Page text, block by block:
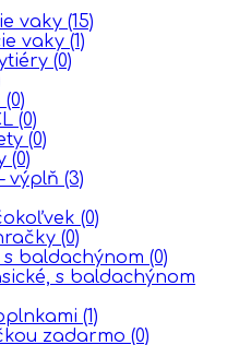
vaky (15)
vaky (1)
(0)
(0)
(0)
(0)
(0)
výplň (3)
(0)
(0)
baldachýnom (0)
s baldachýnom
(1)
zadarmo (0)